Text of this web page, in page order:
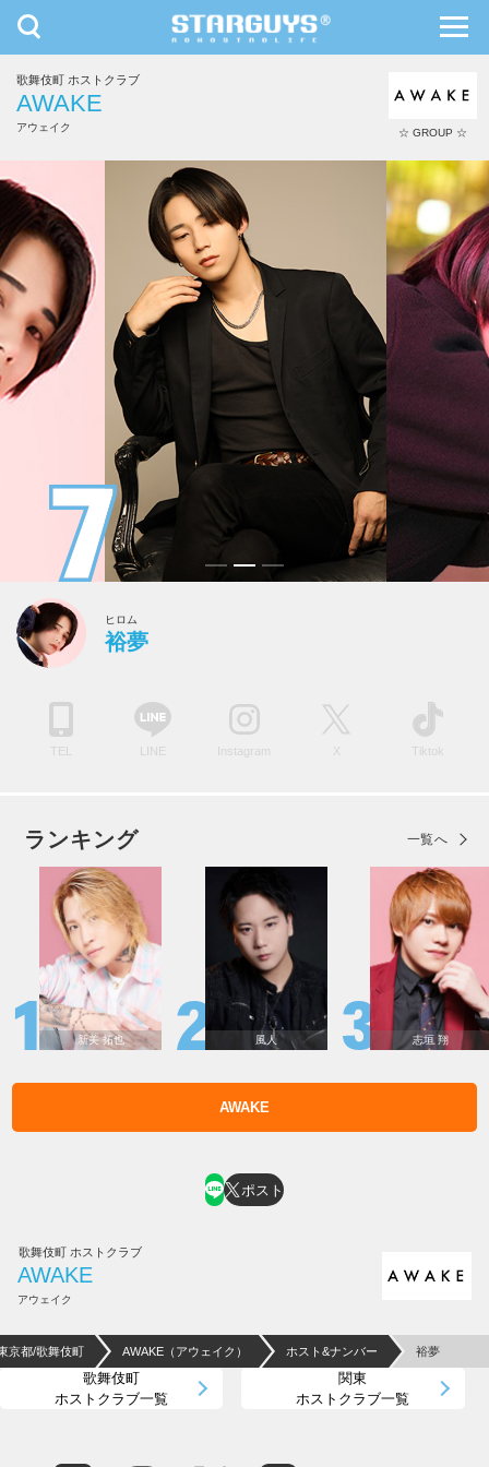
九州・沖縄 北海道・東北
toggle
navigation
歌舞伎町 ホストクラブ
AWAKE
アウェイク ☆ GROUP ☆
裕夢
ヒロム
裕夢
TEL LINE Instagram X Tiktok
ランキング 一覧へ
新美 拓也 風人 志垣 翔
AWAKE
ポスト
歌舞伎町 ホストクラブ
AWAKE
アウェイク
京都/歌舞伎町 AWAKE（アウェイク） ホスト&ナンバー 裕夢
歌舞伎町
ホストクラブ一覧
関東
ホストクラブ一覧